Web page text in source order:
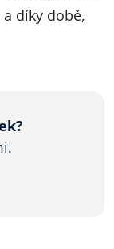
díky době,